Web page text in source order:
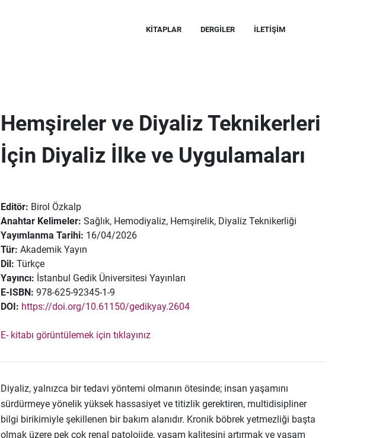
KITAPLAR DERGILER İLETIŞIM
Hemşireler ve Diyaliz Teknikerleri
İçin Diyaliz İlke ve Uygulamaları
Editör: Birol Özkalp
Anahtar Kelimeler: Sağlık, Hemodiyaliz, Hemşirelik, Diyaliz Teknikerliği
Yayımlanma Tarihi: 16/04/2026
Tür: Akademik Yayın
Dil: Türkçe
Yayıncı: İstanbul Gedik Üniversitesi Yayınları
E-ISBN: 978-625-92345-1-9
DOI: https://doi.org/10.61150/gedikyay.2604
E- kitabı görüntülemek için tıklayınız
Diyaliz, yalnızca bir tedavi yöntemi olmanın ötesinde; insan yaşamını
sürdürmeye yönelik yüksek hassasiyet ve titizlik gerektiren, multidisipliner
bilgi birikimiyle şekillenen bir bakım alanıdır. Kronik böbrek yetmezliği başta
olmak üzere pek çok renal patolojide, yaşam kalitesini artırmak ve yaşam